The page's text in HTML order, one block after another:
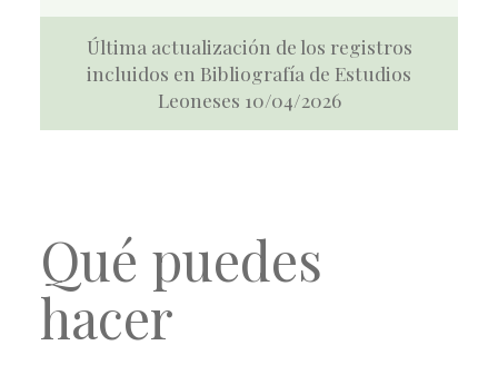
Última actualización de los registros
incluidos en Bibliografía de Estudios
Leoneses 10/04/2026
Qué puedes
hacer